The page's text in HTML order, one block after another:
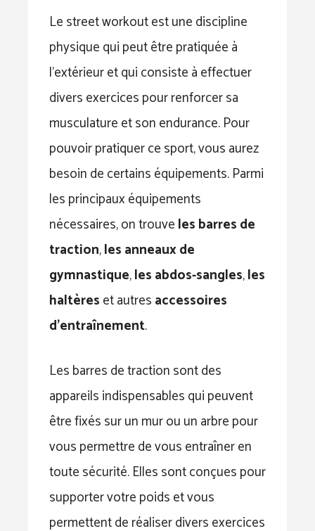
Le street workout est une discipline
physique qui peut être pratiquée à
l’extérieur et qui consiste à effectuer
divers exercices pour renforcer sa
musculature et son endurance. Pour
pouvoir pratiquer ce sport, vous aurez
besoin de certains équipements. Parmi
les principaux équipements
nécessaires, on trouveles barres de
traction,les anneaux de
gymnastique,les abdos-sangles,les
haltèreset autresaccessoires
d’entraînement.
Les barres de traction sont des
appareils indispensables qui peuvent
être fixés sur un mur ou un arbre pour
vous permettre de vous entraîner en
toute sécurité. Elles sont conçues pour
supporter votre poids et vous
permettent de réaliser divers exercices